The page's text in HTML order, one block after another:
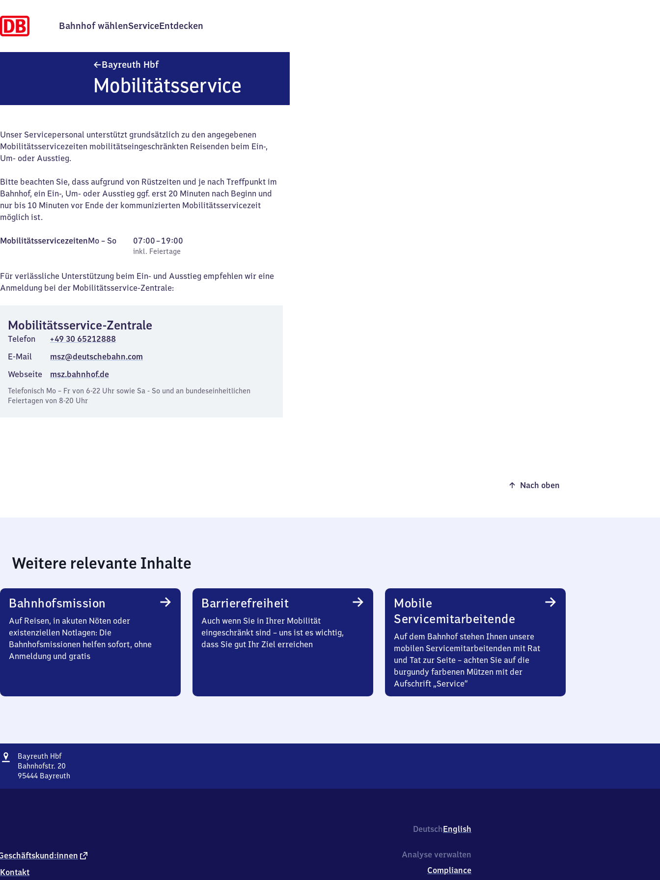
Bahnhof wählenServiceEntdecken
Bayreuth HbfBayreuth Hauptbahnhof
Mobilitätsservice
Unser Servicepersonal unterstützt grundsätzlich zu den angegebenen
Mobilitätsservicezeiten mobilitätseingeschränkten Reisenden beim Ein-,
Um- oder Ausstieg.
Bitte beachten Sie, dass aufgrund von Rüstzeiten und je nach Treffpunkt im
Bahnhof, ein Ein-, Um- oder Ausstieg ggf. erst 20 Minuten nach Beginn und
nur bis 10 Minuten vor Ende der kommunizierten Mobilitätsservicezeit
möglich ist.
MobilitätsservicezeitenMontag
Mo – So,
inkl. Feiertage
07:00–19:00
Von
7
bis
19
inkl. Feiertage
Für verlässliche Unterstützung beim Ein- und Ausstieg empfehlen wir eine
Anmeldung bei der Mobilitätsservice-Zentrale:
Mobilitätsservice-Zentrale
Telefon
+49 30 65212888
E-Mail
msz@deutschebahn.com
Webseite
msz.bahnhof.de
Telefonisch Mo – Fr von 6-22 Uhr sowie Sa - So und an bundeseinheitlichen
Feiertagen von 8-20 Uhr
Nach oben
Weitere relevante Inhalte
Bahnhofsmission
Auf Reisen, in akuten Nöten oder
existenziellen Notlagen: Die
Bahnhofsmissionen helfen sofort, ohne
Anmeldung und gratis
Barrierefreiheit
Auch wenn Sie in Ihrer Mobilität
eingeschränkt sind – uns ist es wichtig,
dass Sie gut Ihr Ziel erreichen
Mobile
Servicemitarbeitende
Auf dem Bahnhof stehen Ihnen unsere
mobilen Servicemitarbeitenden mit Rat
und Tat zur Seite – achten Sie auf die
burgundy farbenen Mützen mit der
Aufschrift „Service“
Adresse
Bayreuth HbfBayreuth
Hauptbahnhof
Bahnhofstr. 20
95444 Bayreuth
4
Bayreuth
DeutschEnglish
externer
Kontakt
Analyse verwalten
Compliance